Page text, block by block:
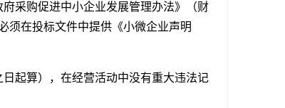
采购促进中小企业发展管理办法》（财
须在投标文件中提供《小微企业声明
起算），在经营活动中没有重大违法记